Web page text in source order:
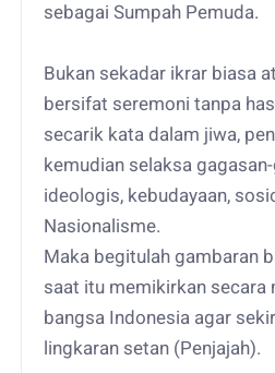
sebagai Sumpah Pemuda.
Bukan sekadar ikrar biasa
bersifat seremoni tanpa
secarik kata dalam jiwa,
kemudian selaksa
ideologis, kebudayaan,
Nasionalisme.
Maka begitulah gambaran
saat itu memikirkan secara
bangsa Indonesia agar
lingkaran setan (Penjajah).